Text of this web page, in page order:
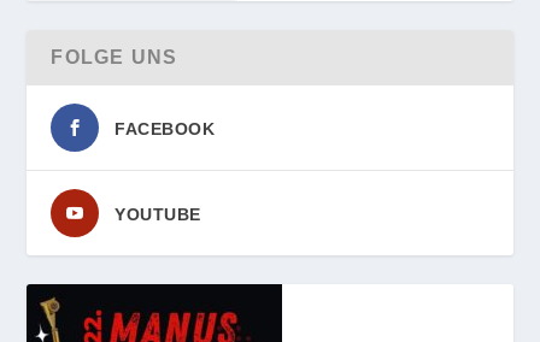
FOLGE UNS
FACEBOOK
YOUTUBE